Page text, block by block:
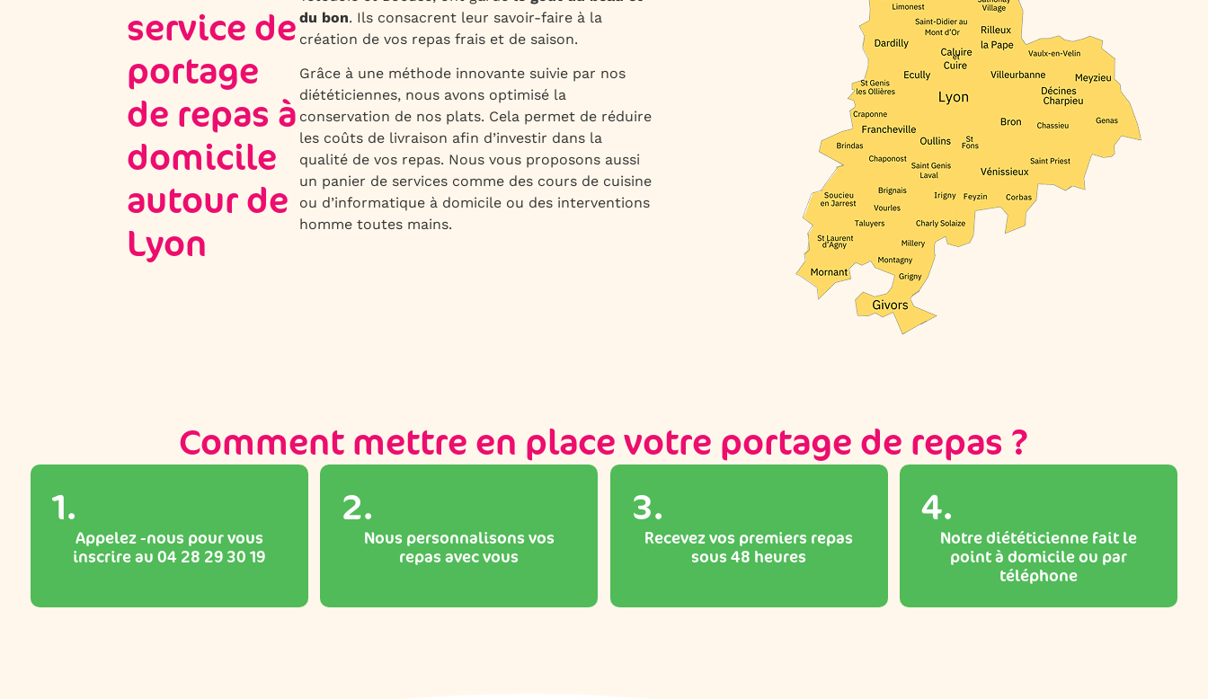
service de
portage
de repas à
domicile
autour de
Lyon
du bon. Ils consacrent leur savoir-faire à la
création de vos repas frais et de saison.
Grâce à une méthode innovante suivie par nos
diététiciennes, nous avons optimisé la
conservation de nos plats. Cela permet de réduire
les coûts de livraison afin d’investir dans la
qualité de vos repas. Nous vous proposons aussi
un panier de services comme des cours de cuisine
ou d’informatique à domicile ou des interventions
homme toutes mains.
Comment mettre en place votre portage de repas ?
1.
Appelez -nous pour vous
inscrire au 04 28 29 30 19
2.
Nous personnalisons vos
repas avec vous
3.
Recevez vos premiers repas
sous 48 heures
4.
Notre diététicienne fait le
point à domicile ou par
téléphone